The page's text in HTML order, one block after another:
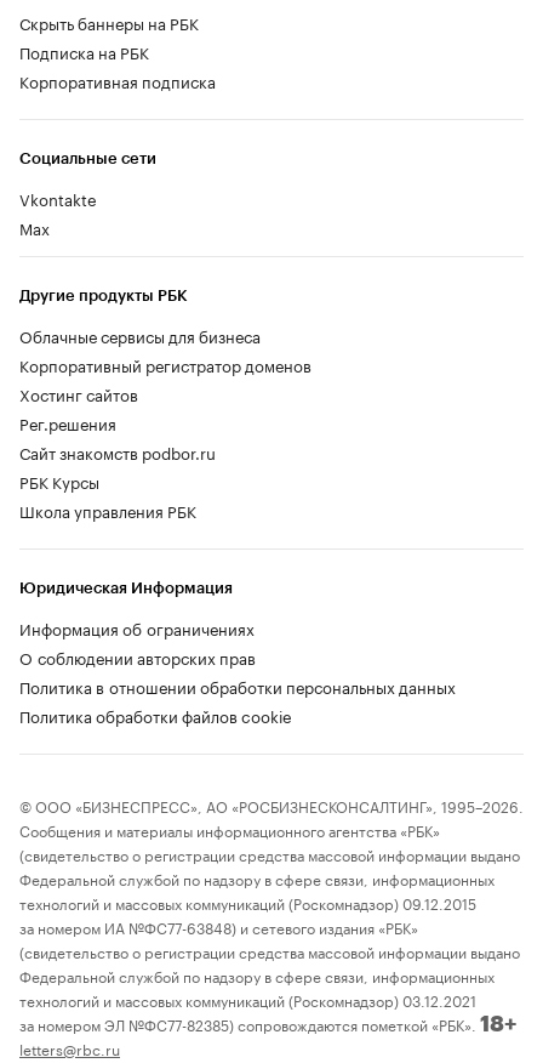
Социальные сети
Vkontakte
Max
Другие продукты РБК
Облачные сервисы для бизнеса
Корпоративный регистратор доменов
Хостинг сайтов
Рег.решения
Сайт знакомств podbor.ru
РБК Курсы
Школа управления РБК
Скрыть баннеры на РБК
Подписка на РБК
Корпоративная подписка
Юридическая Информация
Информация об ограничениях
О соблюдении авторских прав
Политика в отношении обработки персональных данных
Политика обработки файлов cookie
© ООО «БИЗНЕСПРЕСС», АО «РОСБИЗНЕСКОНСАЛТИНГ», 1995–2026.
Сообщения и материалы информационного агентства «РБК»
(свидетельство о регистрации средства массовой информации выдано
Федеральной службой по надзору в сфере связи, информационных
технологий и массовых коммуникаций (Роскомнадзор) 09.12.2015
за номером ИА №ФС77-63848) и сетевого издания «РБК»
(свидетельство о регистрации средства массовой информации выдано
Федеральной службой по надзору в сфере связи, информационных
технологий и массовых коммуникаций (Роскомнадзор) 03.12.2021
за номером ЭЛ №ФС77-82385) сопровождаются пометкой «РБК». 18+
letters@rbc.ru